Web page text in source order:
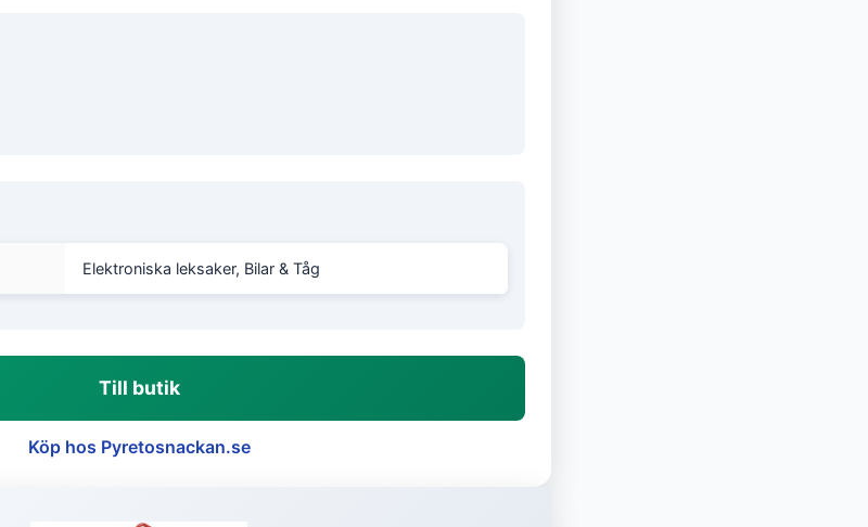
Elektroniska leksaker, Bilar & Tåg
Till butik
Köp hos Pyretosnackan.se